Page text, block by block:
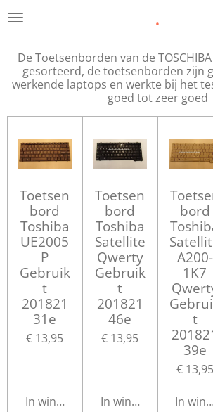
Ga
de
hoofdinhoud
.
De Toetsenborden van de
gesorteerd, de toetsenborden zijn
werkende laptops en werkte bij het
goed tot zeer goed
Toetsen
bord
Toshiba
UE2005
P
Gebruik
t
201821
31e
€ 13,95
In winkelwagen
Toetsen
bord
Toshiba
Satellite
Qwerty
Gebruik
t
201821
46e
€ 13,95
In winkelwagen
bord
A200-
1K7
t
39e
€ 13,95
In